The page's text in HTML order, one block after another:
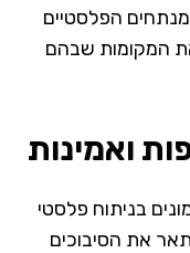
הפלסטיים
המקומות שבהם
ואמינות
בניתוח פלסטי
את הסיבוכים